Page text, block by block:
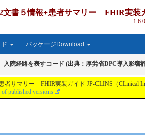
文書５情報+患者サマリー FHIR実装
パッケージDownload
入院経路を表すコード (出典：厚労省DPC導入影響
サマリー FHIR実装ガイド JP-CLINS（CLinical
published versions